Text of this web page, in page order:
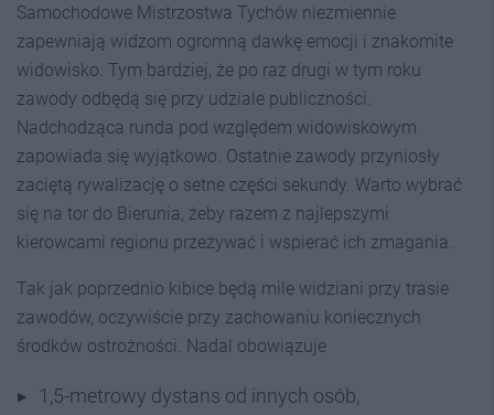
Samochodowe Mistrzostwa Tychów niezmiennie
zapewniają widzom ogromną dawkę emocji i znakomite
widowisko. Tym bardziej, że po raz drugi w tym roku
zawody odbędą się przy udziale publiczności.
Nadchodząca runda pod względem widowiskowym
zapowiada się wyjątkowo. Ostatnie zawody przyniosły
zaciętą rywalizację o setne części sekundy. Warto wybrać
się na tor do Bierunia, żeby razem z najlepszymi
kierowcami regionu przeżywać i wspierać ich zmagania.
Tak jak poprzednio kibice będą mile widziani przy trasie
zawodów, oczywiście przy zachowaniu koniecznych
środków ostrożności. Nadal obowiązuje
1,5-metrowy dystans od innych osób,